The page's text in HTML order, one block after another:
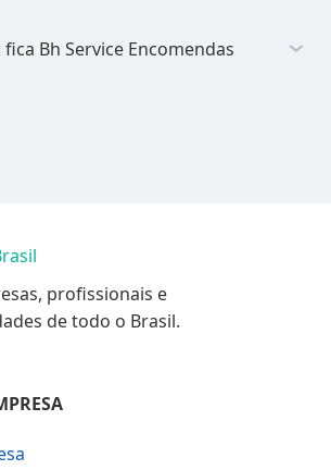
Bh Service Encomendas
profissionais e
de todo o Brasil.